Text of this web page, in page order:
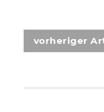
vorheriger